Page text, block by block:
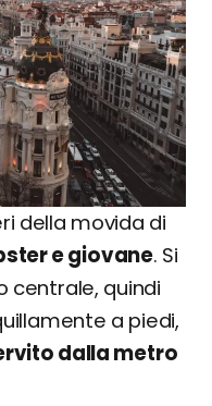
della movida di
e giovane. Si
centrale, quindi
a piedi,
dalla metro